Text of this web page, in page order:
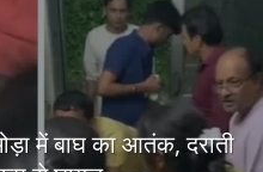
में बाघ का आतंक, दराती